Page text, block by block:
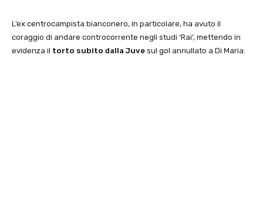
L’ex centrocampista bianconero, in particolare, ha avuto il
coraggio di andare controcorrente negli studi ‘Rai’, mettendo in
evidenza il torto subito dalla Juve sul gol annullato a Di Maria: